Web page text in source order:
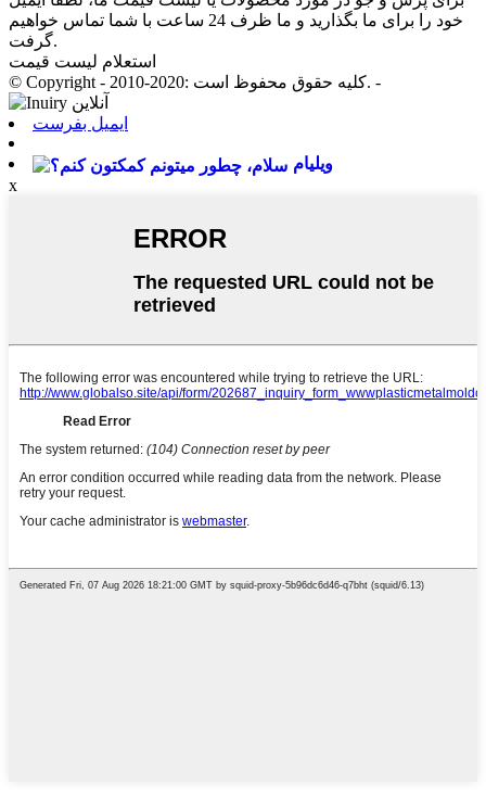
خود را برای ما بگذارید و ما ظرف 24 ساعت با شما تماس خواهیم
گرفت.
استعلام لیست قیمت
© Copyright - 2010-2020: کلیه حقوق محفوظ است. -
ایمیل بفرست
ویلیام
x